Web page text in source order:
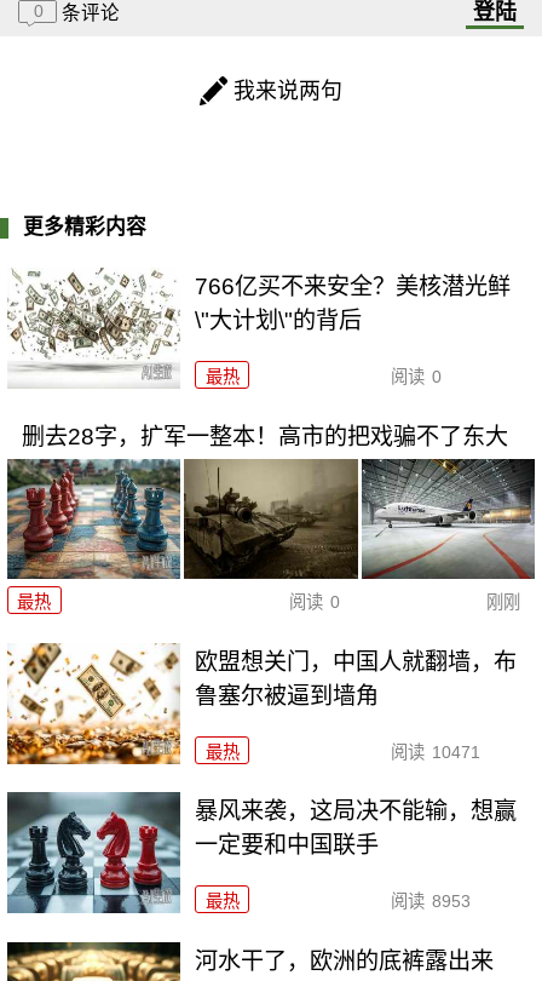
0 条评论 登陆
我来说两句
更多精彩内容
766亿买不来安全？美核潜光鲜
\"大计划\"的背后
最热 阅读 0
删去28字，扩军一整本！高市的把戏骗不了东大
最热 阅读 0 刚刚
欧盟想关门，中国人就翻墙，布
鲁塞尔被逼到墙角
最热 阅读 10471
暴风来袭，这局决不能输，想赢
一定要和中国联手
最热 阅读 8953
河水干了，欧洲的底裤露出来